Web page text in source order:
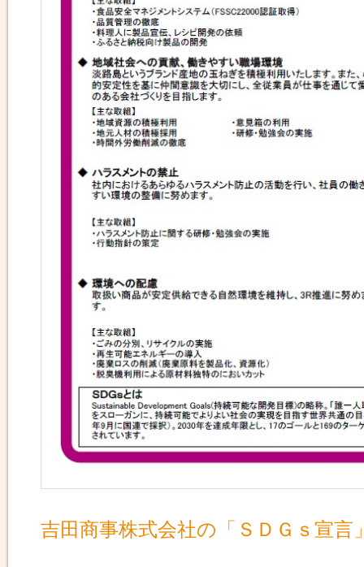
吉田商事株式会社の「ＳＤＧｓ宣